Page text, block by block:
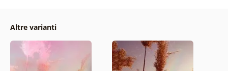
Altre varianti